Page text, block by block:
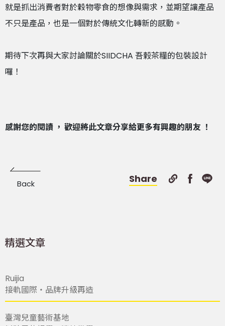
精選文章
Ruijia
接軌國際・品牌升級再造
臺灣兒童藝術基地
就是抓出消費者對於穀物零食的想像與需求，並期望讓產品
不只是產品，也是一個對於傳統文化轉新的感動。
期待下次再與大家討論關於SIIDCHA 吾榖茶糧的包裝設計
囉！
感謝您的閱讀 ， 歡迎將此文章分享給更多有興趣的朋友 ！
Back Share